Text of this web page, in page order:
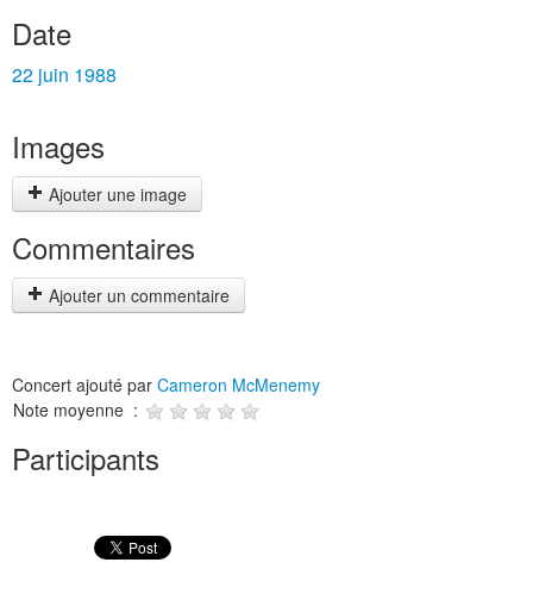
Date
22 juin 1988
Images
Ajouter une image
Commentaires
Ajouter un commentaire
Concert ajouté par Cameron McMenemy
Note moyenne :
Participants